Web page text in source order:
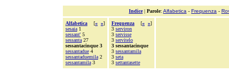
Indice| Parole: Alfabetica - Frequenza -
Alfabetica [« »]
sesaia 1
sessant' 5
sessanta 27
sessantacinque 3
sessantadue 4
sessantaduemila 2
sessantamila 3
Frequenza [« »]
3 serviron
3 servisse
3 servitelo
3 sessantacinque
3 sessantamila
3 seta
3 settantasette